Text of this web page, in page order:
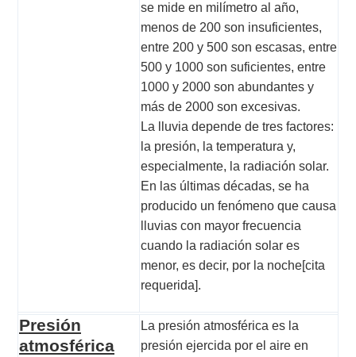
se mide en milímetro al año,
menos de 200 son insuficientes,
entre 200 y 500 son escasas, entre
500 y 1000 son suficientes, entre
1000 y 2000 son abundantes y
más de 2000 son excesivas.
La lluvia depende de tres factores:
la presión, la temperatura y,
especialmente, la radiación solar.
En las últimas décadas, se ha
producido un fenómeno que causa
lluvias con mayor frecuencia
cuando la radiación solar es
menor, es decir, por la noche[cita
requerida].
Presión
atmosférica
La presión atmosférica es la
presión ejercida por el aire en